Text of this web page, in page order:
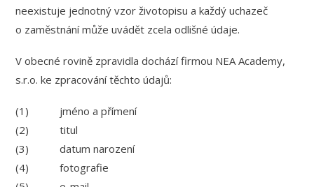
neexistuje jednotný vzor životopisu a každý uchazeč
o zaměstnání může uvádět zcela odlišné údaje.
V obecné rovině zpravidla dochází firmou NEA Academy,
s.r.o. ke zpracování těchto údajů:
(1) jméno a přímení
(2) titul
(3) datum narození
(4) fotografie